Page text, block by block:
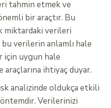
tahmin etmek ve
bir araçtır. Bu
miktardaki verileri
bu verilerin anlamlı hale
için uygun hale
ihtiyaç duyar.
analizinde oldukça etkili
Verilerinizi